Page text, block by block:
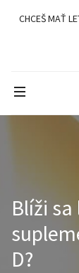
CHCEŠ MAŤ
Blíži
D?